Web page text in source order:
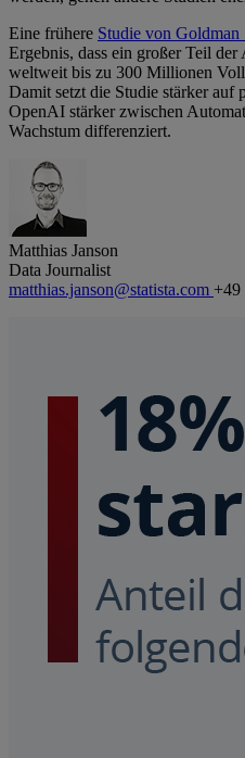
Eine frühere Studie von Goldman
Ergebnis, dass ein großer Teil
weltweit bis zu 300 Millionen
Damit setzt die Studie stärker auf
OpenAI stärker zwischen
Wachstum differenziert.
Matthias Janson
Data Journalist
matthias.janson@statista.com +49